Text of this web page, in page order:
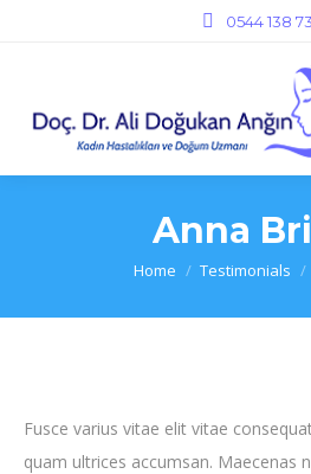
0544 138
Anna
You are here:
Home Testimonials
Fusce varius vitae elit vitae
quam ultrices accumsan. Maecenas